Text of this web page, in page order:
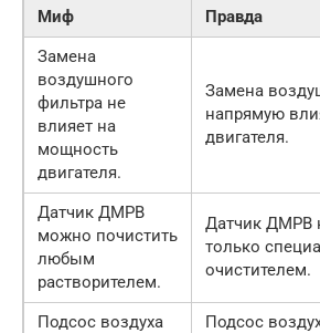
Миф
Правда
Замена
воздушного
фильтра не
влияет на
мощность
двигателя.
Замена
напрямую
двигателя.
Датчик ДМРВ
можно почистить
любым
растворителем.
Датчик ДМРВ
только
очистителем.
Подсос воздуха
Подсос